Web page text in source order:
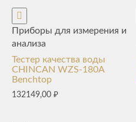
Приборы для измерения и
анализа
Тестер качества воды
CHINCAN WZS-180A
Benchtop
132149,00 ₽